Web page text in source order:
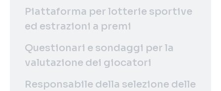
Piattaforma per lotterie sportive
ed estrazioni a premi
Questionari e sondaggi per la
valutazione dei giocatori
Responsabile della selezione delle